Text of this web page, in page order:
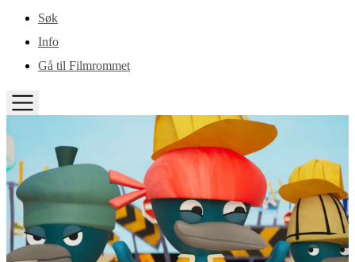
Gå til hovedinnhold
Søk
Info
Gå til Filmrommet